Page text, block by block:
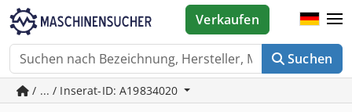
Suchen
Verkaufen
/ ... / Inserat-ID: A19834020